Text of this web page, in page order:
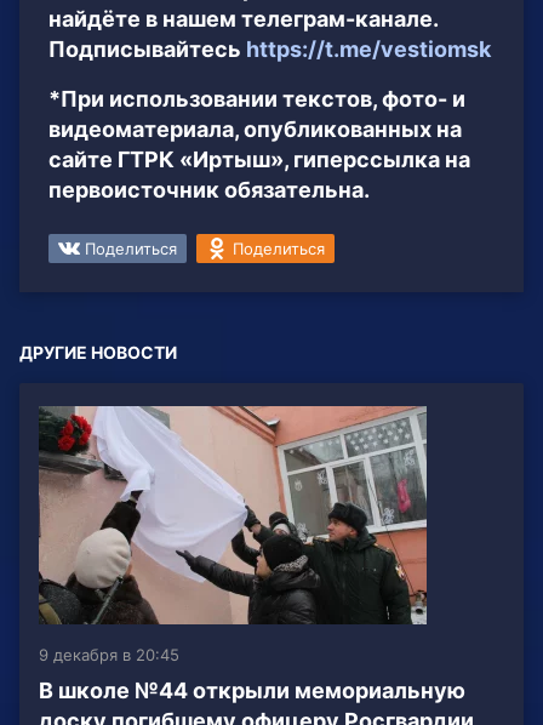
найдёте в нашем телеграм-канале.
Подписывайтесь https://t.me/vestiomsk
*При использовании текстов, фото- и
видеоматериала, опубликованных на
сайте ГТРК «Иртыш», гиперссылка на
первоисточник обязательна.
Поделиться Поделиться
ДРУГИЕ НОВОСТИ
9 декабря в 20:45
В школе №44 открыли мемориальную